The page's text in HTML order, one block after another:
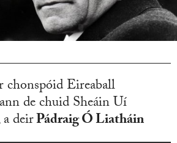
chonspóid Eireaball
de chuid Sheáin Uí
deirPádraig Ó Liatháin